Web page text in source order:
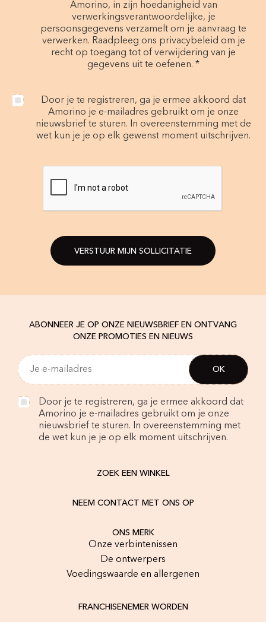
Amorino, in zijn hoedanigheid van
verwerkingsverantwoordelijke, je
persoonsgegevens verzamelt om je aanvraag te
verwerken. Raadpleeg ons privacybeleid om je
recht op toegang tot of verwijdering van je
gegevens uit te oefenen. *
Door je te registreren, ga je ermee akkoord dat
Amorino je e-mailadres gebruikt om je onze
nieuwsbrief te sturen. In overeenstemming met de
wet kun je je op elk gewenst moment uitschrijven.
VERSTUUR MIJN SOLLICITATIE
ABONNEER JE OP ONZE NIEUWSBRIEF EN ONTVANG
ONZE PROMOTIES EN NIEUWS
Door je te registreren, ga je ermee akkoord dat
Amorino je e-mailadres gebruikt om je onze
nieuwsbrief te sturen. In overeenstemming met
de wet kun je je op elk moment uitschrijven.
ZOEK EEN WINKEL
NEEM CONTACT MET ONS OP
ONS MERK
Onze verbintenissen
De ontwerpers
Voedingswaarde en allergenen
FRANCHISENEMER WORDEN